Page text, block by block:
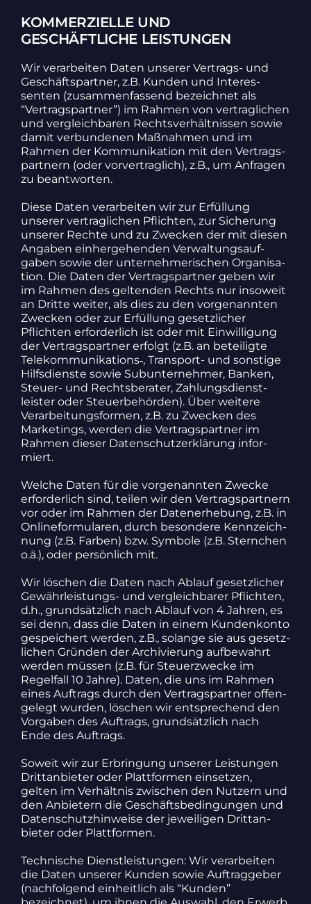
KOMMERZIELLE UND
GESCHÄFTLICHE LEISTUNGEN
Wir verar­beiten Daten unserer Vertrags- und
Geschäfts­partner, z.B. Kunden und Inter­es­
senten (zusam­men­fas­send bezeichnet als
“Vertrags­partner”) im Rahmen von vertrag­li­chen
und vergleich­baren Rechts­ver­hält­nissen sowie
damit verbun­denen Maßnahmen und im
Rahmen der Kommu­ni­ka­tion mit den Vertrags­
part­nern (oder vorver­trag­lich), z.B., um Anfragen
zu beant­worten.
Diese Daten verar­beiten wir zur Erfül­lung
unserer vertrag­li­chen Pflichten, zur Siche­rung
unserer Rechte und zu Zwecken der mit diesen
Angaben einher­ge­henden Verwal­tungs­auf­
gaben sowie der unter­neh­me­ri­schen Orga­ni­sa­
tion. Die Daten der Vertrags­partner geben wir
im Rahmen des geltenden Rechts nur inso­weit
an Dritte weiter, als dies zu den vorge­nannten
Zwecken oder zur Erfül­lung gesetz­li­cher
Pflichten erfor­der­lich ist oder mit Einwil­li­gung
der Vertrags­partner erfolgt (z.B. an betei­ligte
Telekommunikations‑, Trans­port- und sons­tige
Hilfs­dienste sowie Subun­ter­nehmer, Banken,
Steuer- und Rechts­be­rater, Zahlungs­dienst­
leister oder Steu­er­be­hörden). Über weitere
Verar­bei­tungs­formen, z.B. zu Zwecken des
Marke­tings, werden die Vertrags­partner im
Rahmen dieser Daten­schutz­er­klä­rung infor­
miert.
Welche Daten für die vorge­nannten Zwecke
erfor­der­lich sind, teilen wir den Vertrags­part­nern
vor oder im Rahmen der Daten­er­he­bung, z.B. in
Online­for­mu­laren, durch beson­dere Kenn­zeich­
nung (z.B. Farben) bzw. Symbole (z.B. Stern­chen
o.ä.), oder persön­lich mit.
Wir löschen die Daten nach Ablauf gesetz­li­cher
Gewähr­leis­tungs- und vergleich­barer Pflichten,
d.h., grund­sätz­lich nach Ablauf von 4 Jahren, es
sei denn, dass die Daten in einem Kunden­konto
gespei­chert werden, z.B., solange sie aus gesetz­
li­chen Gründen der Archi­vie­rung aufbe­wahrt
werden müssen (z.B. für Steu­er­zwecke im
Regel­fall 10 Jahre). Daten, die uns im Rahmen
eines Auftrags durch den Vertrags­partner offen­
ge­legt wurden, löschen wir entspre­chend den
Vorgaben des Auftrags, grund­sätz­lich nach
Ende des Auftrags.
Soweit wir zur Erbrin­gung unserer Leis­tungen
Dritt­an­bieter oder Platt­formen einsetzen,
gelten im Verhältnis zwischen den Nutzern und
den Anbie­tern die Geschäfts­be­din­gungen und
Daten­schutz­hin­weise der jewei­ligen Dritt­an­
bieter oder Platt­formen.
Tech­ni­sche Dienst­leis­tungen: Wir verar­beiten
die Daten unserer Kunden sowie Auftrag­geber
(nach­fol­gend einheit­lich als “Kunden”